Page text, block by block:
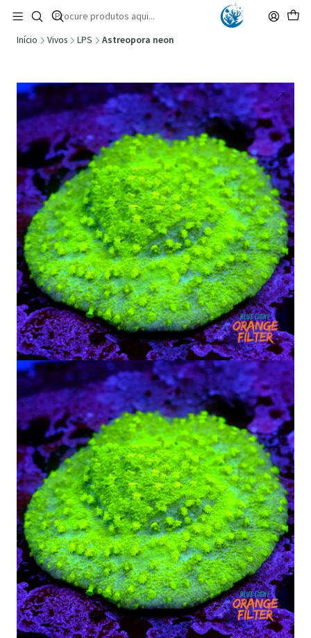
🚚 Portugal Continental: Portes Grátis desde 149,90€ (Envio extresso: 14,90€)
Ler mais
Início Vivos LPS Astreopora neon